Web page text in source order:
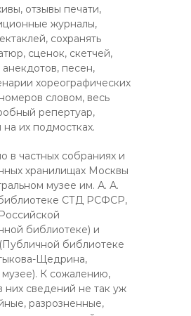
отзывы печати,
журналы,
сохранять
сценок, скетчей,
песен,
хореографических
словом, весь
репертуар,
их подмостках.
в частных собраниях и
хранилищах Москвы
музее им. А. А.
СТД РСФСР,
библиотеке) и
библиотеке
Щедрина,
музее). К сожалению,
них сведений не так уж
разрозненные,